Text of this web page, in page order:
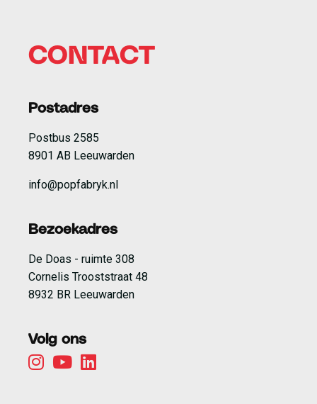
CONTACT
Postadres
Postbus 2585
8901 AB Leeuwarden
info@popfabryk.nl
Bezoekadres
De Doas - ruimte 308
Cornelis Trooststraat 48
8932 BR Leeuwarden
Volg ons